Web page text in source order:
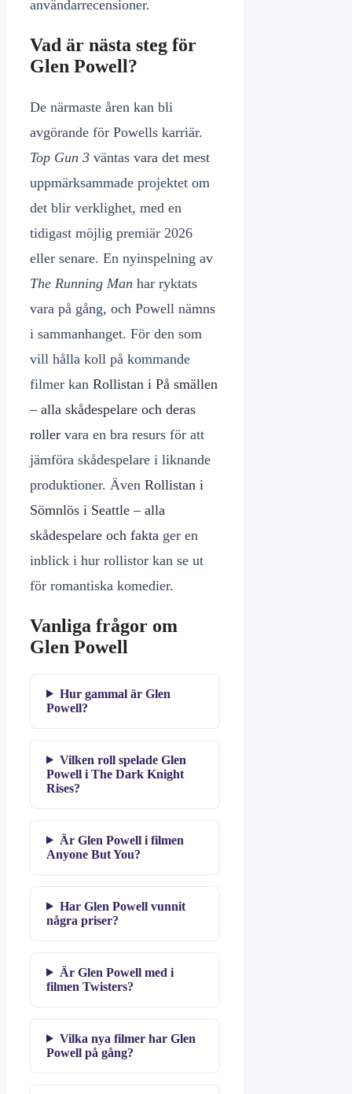
användarrecensioner.
Vad är nästa steg för
Glen Powell?
De närmaste åren kan bli
avgörande för Powells karriär.
Top Gun 3 väntas vara det mest
uppmärksammade projektet om
det blir verklighet, med en
tidigast möjlig premiär 2026
eller senare. En nyinspelning av
The Running Man har ryktats
vara på gång, och Powell nämns
i sammanhanget. För den som
vill hålla koll på kommande
filmer kan Rollistan i På smällen
– alla skådespelare och deras
roller vara en bra resurs för att
jämföra skådespelare i liknande
produktioner. Även Rollistan i
Sömnlös i Seattle – alla
skådespelare och fakta ger en
inblick i hur rollistor kan se ut
för romantiska komedier.
Vanliga frågor om
Glen Powell
Hur gammal är Glen
Powell?
Vilken roll spelade Glen
Powell i The Dark Knight
Rises?
Är Glen Powell i filmen
Anyone But You?
Har Glen Powell vunnit
några priser?
Är Glen Powell med i
filmen Twisters?
Vilka nya filmer har Glen
Powell på gång?